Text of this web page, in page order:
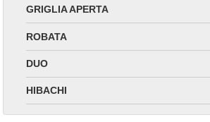
GRIGLIA APERTA
ROBATA
DUO
HIBACHI